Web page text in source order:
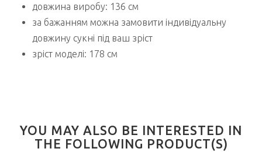
довжина виробу: 136 см
за бажанням можна замовити індивідуальну
довжину сукні під ваш зріст
зріст моделі: 178 см
YOU MAY ALSO BE INTERESTED IN
THE FOLLOWING PRODUCT(S)